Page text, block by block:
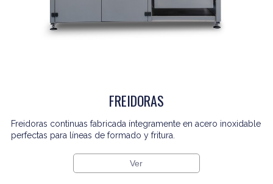
FREIDORAS
Freidoras continuas fabricada íntegramente en acero inoxidable
perfectas para líneas de formado y fritura.
Ver